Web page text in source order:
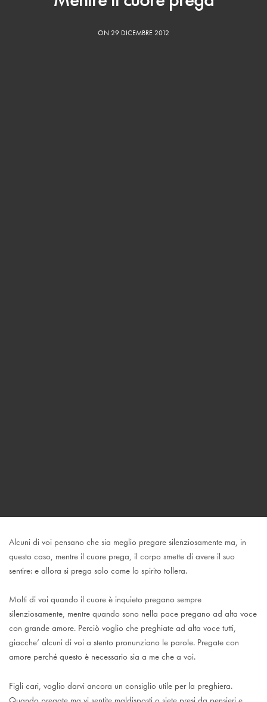
ON 29 DICEMBRE 2012
Alcuni di voi pensano che sia meglio pregare silenziosamente ma, in
questo caso, mentre il cuore prega, il corpo smette di avere il suo
sentire: e allora si prega solo come lo spirito tollera.
Molti di voi quando il cuore è inquieto pregano sempre
silenziosamente, mentre quando sono nella pace pregano ad alta voce
con grande amore. Perciò voglio che preghiate ad alta voce tutti,
giacche’ alcuni di voi a stento pronunziano le parole. Pregate con
amore perché questo è necessario sia a me che a voi.
Figli cari, voglio darvi ancora un consiglio utile per la preghiera.